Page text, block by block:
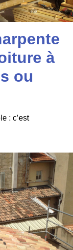
à
ou
: c’est